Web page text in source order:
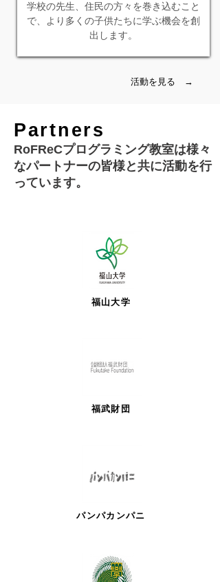
学校の先生、住民の方々を巻き込むこと
で、より多くの子供たちに学ぶ機会を創
出します。
活動を見る →
Partners
RoFReCプログラミング教室は様々
なパートナーの皆様と共に活動を行
っています。
福山大学
福武財団
パンパカンパニ